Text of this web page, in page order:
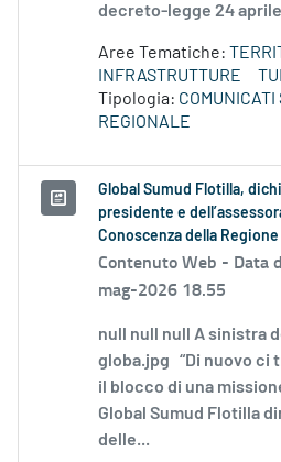
decreto-legge 24 aprile
Aree Tematiche:
INFRASTRUTTURE
Tipologia: COMUNICATI
REGIONALE
Global Sumud Flotilla,
presidente e
Conoscenza della
Contenuto Web - Data
mag-2026 18.55
null null null A sinistra
globa.jpg “Di nuovo ci
il blocco di una
Global Sumud Flotilla
delle...